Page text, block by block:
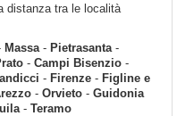
distanza tra le località
Massa- Pietrasanta-
- Campi Bisenzio -
- Firenze - Figline e
- Orvieto - Guidonia
- Teramo